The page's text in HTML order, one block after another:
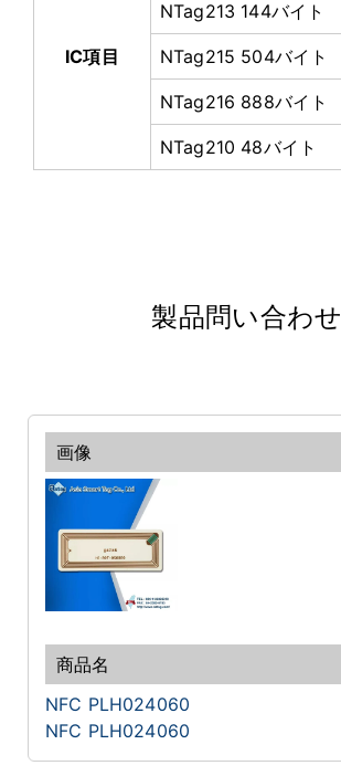
IC項目
NTag213 144バイト
NTag215 504バイト
NTag216 888バイト
NTag210 48バイト
製品問い合わせ
NFC PLH024060
NFC PLH024060